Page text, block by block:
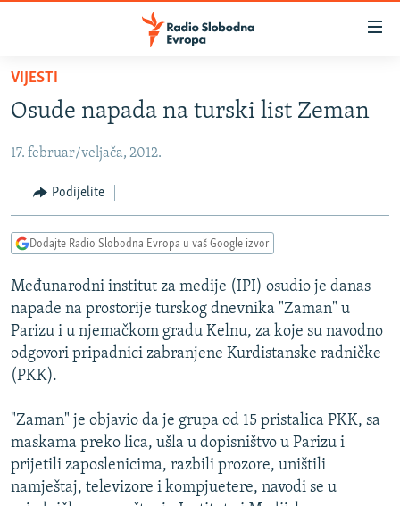
Pređite
glavni
Pređite
Pređite
pretragu
VIJESTI
BOSNA I HERCEGOVINA
SRBIJA
KOSOVO
VIZUELNO
VIDEO
FOTOGALERIJE
INFOGRAFIKE
PODCASTI
RAT U UKRAJINI
KINA NA BALKANU
RSE PRIČE IZ SVIJETA
ISPRIČAJ MI
DNEVNO@RSE
SPECIJALI RSE
VIJESTI
Osude napada na turski list Zeman
17. februar/veljača, 2012.
Podijelite
Dodajte Radio Slobodna Evropa u vaš Google izvor
Međunarodni institut za medije (IPI) osudio je danas
napade na prostorije turskog dnevnika "Zaman" u
Parizu i u njemačkom gradu Kelnu, za koje su navodno
odgovori pripadnici zabranjene Kurdistanske radničke
(PKK).
"Zaman" je objavio da je grupa od 15 pristalica PKK, sa
maskama preko lica, ušla u dopisništvo u Parizu i
prijetili zaposlenicima, razbili prozore, uništili
namještaj, televizore i kompjuetere, navodi se u